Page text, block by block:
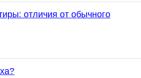
отличия от обычного